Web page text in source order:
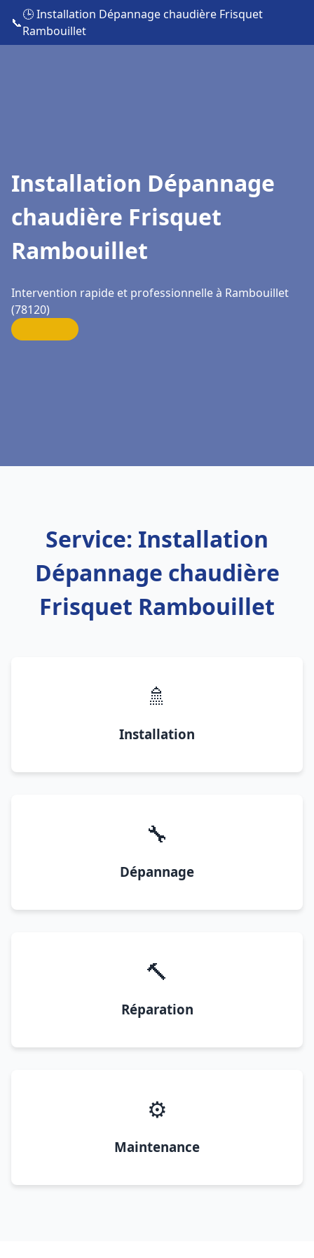
📞
🕒 Installation Dépannage chaudière Frisquet
Rambouillet
Installation Dépannage
chaudière Frisquet
Rambouillet
Intervention rapide et professionnelle à Rambouillet
(78120)
Service: Installation
Dépannage chaudière
Frisquet Rambouillet
🚿
Installation
🔧
Dépannage
🔨
Réparation
⚙️
Maintenance